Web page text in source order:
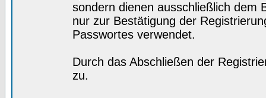
sondern dienen ausschließlich dem
nur zur Bestätigung der
Passwortes verwendet.
Durch das Abschließen der
zu.